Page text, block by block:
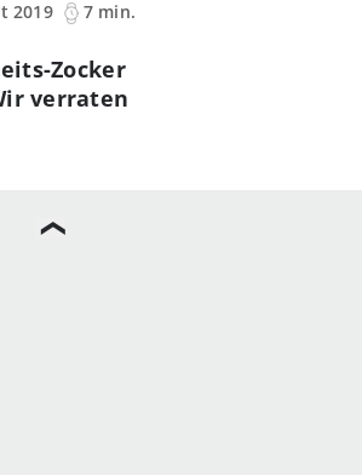
2019
7 min.
Zocker
verraten